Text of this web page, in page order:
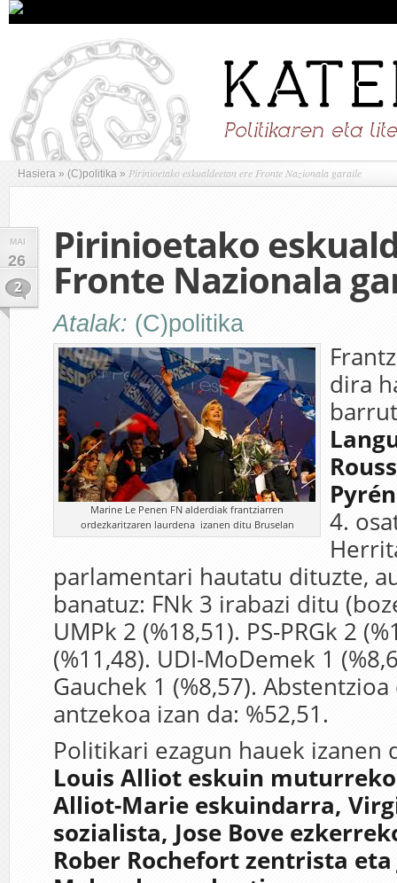
Hasiera » (C)politika » Pirinioetako eskualdeetan ere Fronte Nazionala garaile
MAI
26
2
Pirinioetako
Fronte Nazionala
Atalak: (C)politika
Marine Le Penen FN alderdiak frantziarren
ordezkaritzaren laurdena izanen ditu Bruselan
dira
4.
parlamentari hautatu dituzte,
banatuz: FNk 3 irabazi ditu
UMPk 2 (%18,51). PS-PRGk 2
(%11,48). UDI-MoDemek 1
Gauchek 1 (%8,57).
antzekoa izan da: %52,51.
Politikari ezagun hauek izanen
Louis Alliot eskuin
Alliot-Marie eskuindarra,
sozialista, Jose Bove
Rober Rochefort zentrista eta